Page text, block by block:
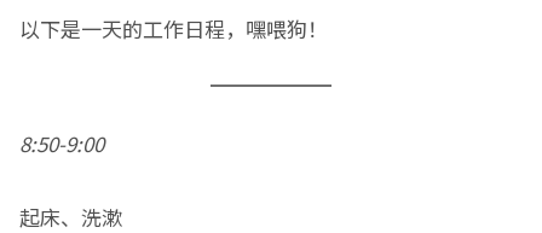
以下是一天的工作日程，嘿喂狗！
8:50-9:00
起床、洗漱